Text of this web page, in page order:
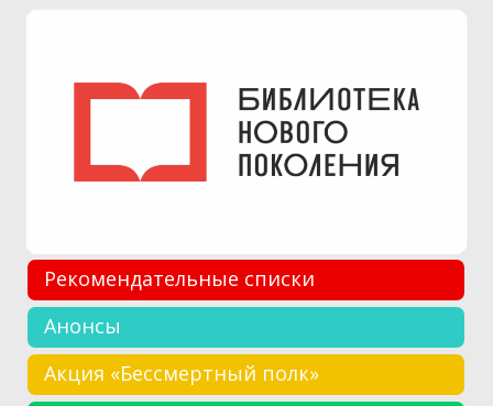
Рекомендательные списки
Анонсы
Акция «Бессмертный полк»